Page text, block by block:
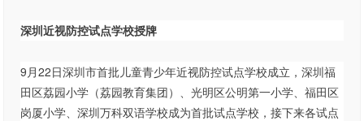
深圳近视防控试点学校授牌
9月22日深圳市首批儿童青少年近视防控试点学校成立，深圳福
田区荔园小学（荔园教育集团）、光明区公明第一小学、福田区
岗厦小学、深圳万科双语学校成为首批试点学校，接下来各试点